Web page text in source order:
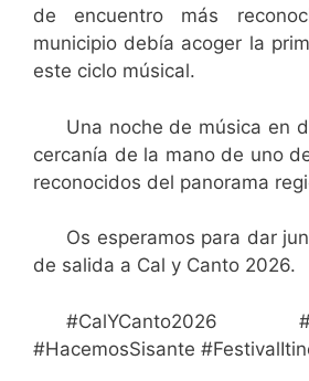
de encuentro más
municipio debía acoger la
este ciclo músical.
Una noche de música en
cercanía de la mano de uno
reconocidos del panorama
Os esperamos para dar
de salida a Cal y Canto 2026.
#CalYCanto2026
#HacemosSisante